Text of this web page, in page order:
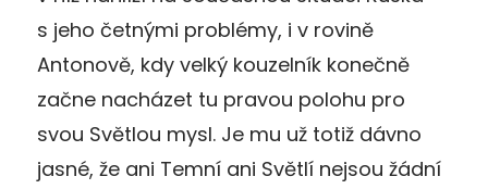
s jeho četnými problémy, i v rovině
Antonově, kdy velký kouzelník konečně
začne nacházet tu pravou polohu pro
svou Světlou mysl. Je mu už totiž dávno
jasné, že ani Temní ani Světlí nejsou žádní